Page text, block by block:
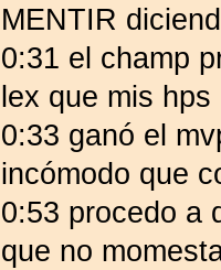
MENTIR
0:31 el champ
lex que mis hps
0:33 ganó el
incómodo que
0:53 procedo a
que no